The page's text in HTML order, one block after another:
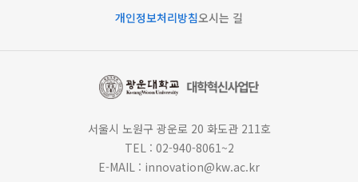
개인정보처리방침오시는 길
서울시 노원구 광운로 20 화도관 211호
TEL : 02-940-8061~2
E-MAIL : innovation@kw.ac.kr